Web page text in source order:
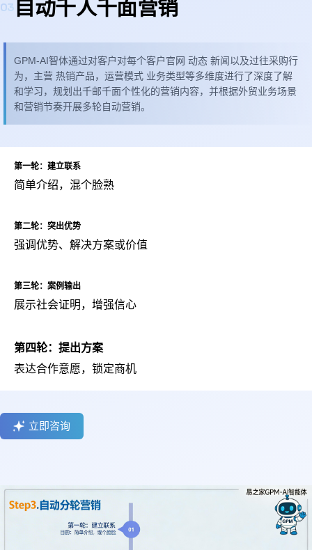
03 自动千人千面营销
GPM-AI智体通过对客户对每个客户官网 动态 新闻以及过往采购行
为，主营 热销产品，运营模式 业务类型等多维度进行了深度了解
和学习，规划出千邮千面个性化的营销内容，并根据外贸业务场景
和营销节奏开展多轮自动营销。
第一轮：建立联系
简单介绍，混个脸熟
第二轮：突出优势
强调优势、解决方案或价值
第三轮：案例输出
展示社会证明，增强信心
第四轮：提出方案
表达合作意愿，锁定商机
立即咨询